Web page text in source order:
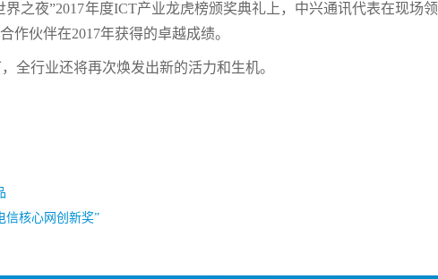
之夜”2017年度ICT产业龙虎榜颁奖典礼上，中兴通讯代表在现场领
作伙伴在2017年获得的卓越成绩。
全行业还将再次焕发出新的活力和生机。
信核心网创新奖”